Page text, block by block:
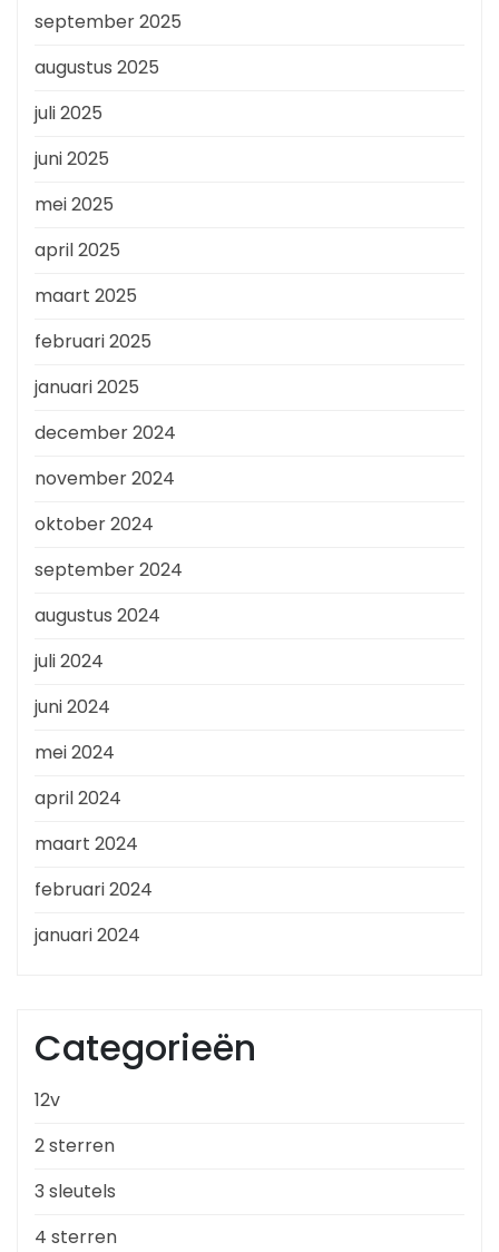
september 2025
augustus 2025
juli 2025
juni 2025
mei 2025
april 2025
maart 2025
februari 2025
januari 2025
december 2024
november 2024
oktober 2024
september 2024
augustus 2024
juli 2024
juni 2024
mei 2024
april 2024
maart 2024
februari 2024
januari 2024
Categorieën
12v
2 sterren
3 sleutels
4 sterren